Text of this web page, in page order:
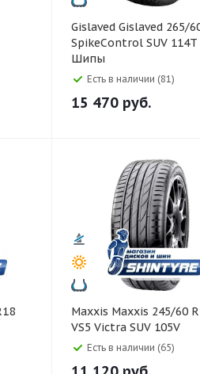
Gislaved Gislaved 265/60 R18
SpikeControl SUV 114T
Шипы
Есть в наличии (81)
15 470 руб.
Maxxis Maxxis 245/60 R18
VS5 Victra SUV 105V
Есть в наличии (65)